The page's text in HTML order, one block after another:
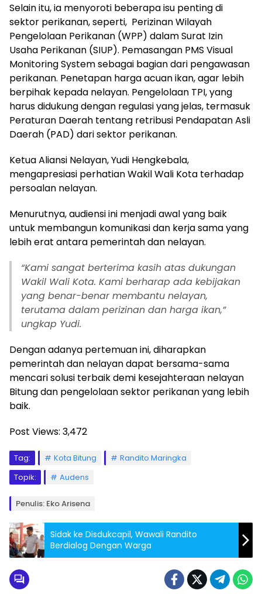
Selain itu, ia menyoroti beberapa isu penting di
sektor perikanan, seperti, Perizinan Wilayah
Pengelolaan Perikanan (WPP) dalam Surat Izin
Usaha Perikanan (SIUP). Pemasangan PMS Visual
Monitoring System sebagai bagian dari pengawasan
perikanan. Penetapan harga acuan ikan, agar lebih
berpihak kepada nelayan. Pengelolaan TPI, yang
harus didukung dengan regulasi yang jelas, termasuk
Peraturan Daerah tentang retribusi Pendapatan Asli
Daerah (PAD) dari sektor perikanan.
Ketua Aliansi Nelayan, Yudi Hengkebala,
mengapresiasi perhatian Wakil Wali Kota terhadap
persoalan nelayan.
Menurutnya, audiensi ini menjadi awal yang baik
untuk membangun komunikasi dan kerja sama yang
lebih erat antara pemerintah dan nelayan.
“Kami sangat berterima kasih atas dukungan
Wakil Wali Kota. Kami berharap ada kebijakan
yang benar-benar membantu nelayan,
terutama dalam perizinan dan harga ikan,”
ungkap Yudi.
Dengan adanya pertemuan ini, diharapkan
pemerintah dan nelayan dapat bersama-sama
mencari solusi terbaik demi kesejahteraan nelayan
Bitung dan pengelolaan sektor perikanan yang lebih
baik.
Post Views: 3,472
Tag: Kota Bitung
Randito Maringka
Topik:
Audens
Penulis: Eko Arisena
Sidak ke Disdukcapil, Wawali Randito
Berdialog Dengan Warga